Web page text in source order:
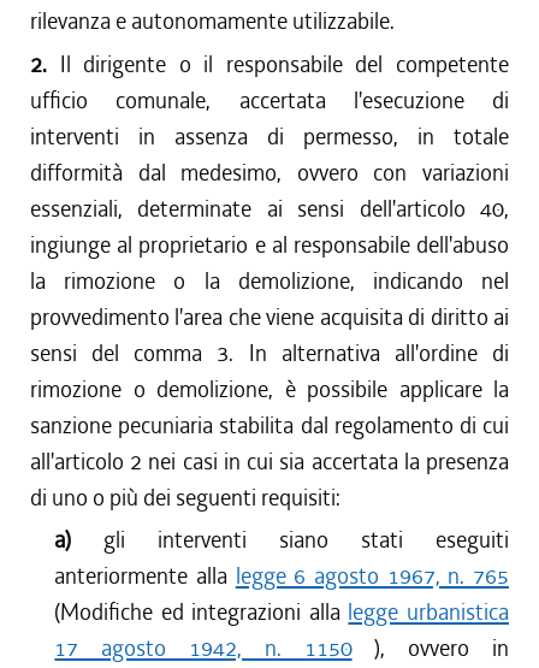
dal 09/06/2011 al 31/12/2011
dal 28/10/2010 al 08/06/2011
dal 28/08/2010 al 27/10/2010
dal 18/12/2009 al 27/08/2010
rilevanza e autonomamente utilizzabile.
2. Il dirigente o il responsabile del competente
ufficio comunale, accertata l'esecuzione di
interventi in assenza di permesso, in totale
difformità dal medesimo, ovvero con variazioni
essenziali, determinate ai sensi dell'articolo 40,
ingiunge al proprietario e al responsabile dell'abuso
la rimozione o la demolizione, indicando nel
provvedimento l'area che viene acquisita di diritto ai
sensi del comma 3. In alternativa all'ordine di
rimozione o demolizione, è possibile applicare la
sanzione pecuniaria stabilita dal regolamento di cui
all'articolo 2 nei casi in cui sia accertata la presenza
di uno o più dei seguenti requisiti:
a) gli interventi siano stati eseguiti
anteriormente alla legge 6 agosto 1967, n. 765
(Modifiche ed integrazioni alla legge urbanistica
17 agosto 1942, n. 1150), ovvero in